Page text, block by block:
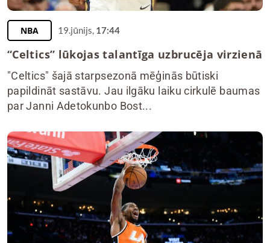
NBA 19.jūnijs, 17:44
“Celtics” lūkojas talantīga uzbrucēja virzienā
"Celtics" šajā starpsezonā mēģinās būtiski
papildināt sastāvu. Jau ilgāku laiku cirkulē baumas
par Janni Adetokunbo Bost...